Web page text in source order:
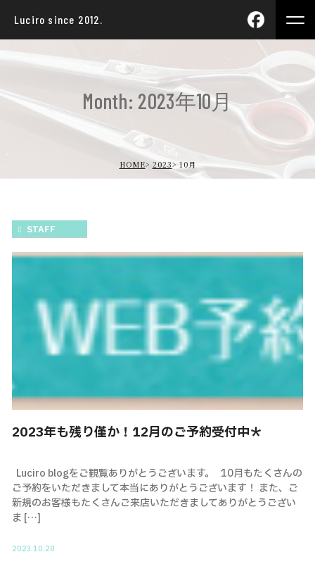
Luciro since 2012.
Month: 2023年10月
HOME 2023 10月
STAFF
2023年も残り僅か！12月のご予約受付中＊
Luciro blogをご観覧ありがとうございます。 10月もたくさんの
ご予約をいただきまして本当にありがとうございます！ また、ご
新規のお客様もたくさんご来店いただきましてありがとうござい
ま […]
2023.10.28